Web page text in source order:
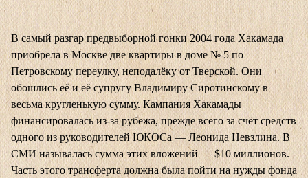
В самый разгар предвыборной гонки 2004 года Хакамада
приобрела в Москве две квартиры в доме № 5 по
Петровскому переулку, неподалёку от Тверской. Они
обошлись её и её супругу Владимиру Сиротинскому в
весьма кругленькую сумму. Кампания Хакамады
финансировалась из-за рубежа, прежде всего за счёт средств
одного из руководителей ЮКОСа — Леонида Невзлина. В
СМИ называлась сумма этих вложений — $10 миллионов.
Часть этого трансферта должна была пойти на нужды фонда